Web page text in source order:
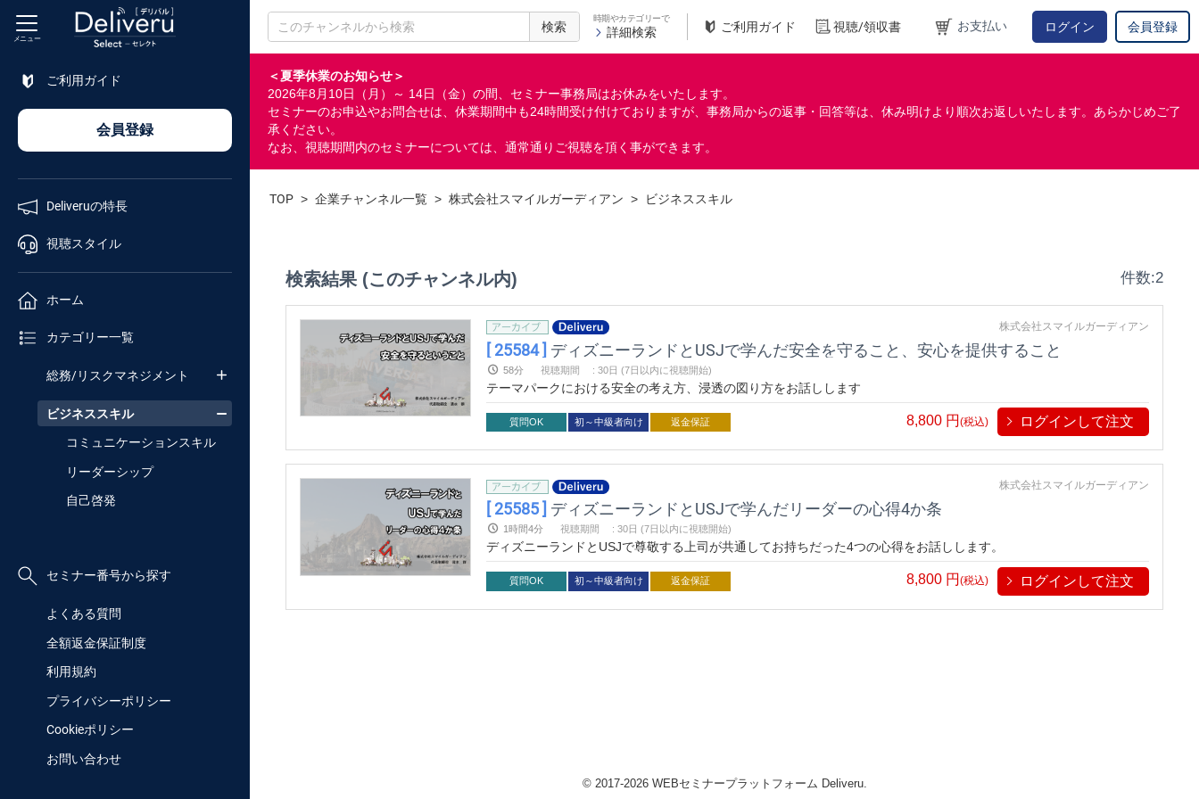
検索
時期やカテゴリーで
詳細検索 ご利用ガイド 視聴/領収書 お支払い ログイン 会員登録
＜夏季休業のお知らせ＞
2026年8月10日（月）～ 14日（金）の間、セミナー事務局はお休みをいたします。
セミナーのお申込やお問合せは、休業期間中も24時間受け付けておりますが、事務局からの返事・回答等は、休み明けより順次お返しいたします。あらかじめご了
承ください。
なお、視聴期間内のセミナーについては、通常通りご視聴を頂く事ができます。
メニュー
ご利用ガイド
会員登録
Deliveruの特長
視聴スタイル
ホーム
カテゴリー一覧
総務/リスクマネジメント
ビジネススキル
コミュニケーションスキル
リーダーシップ
自己啓発
セミナー番号から探す
よくある質問
全額返金保証制度
利用規約
プライバシーポリシー
Cookieポリシー
お問い合わせ
セミナー
番号検索
TOP > 企業チャンネル一覧 > 株式会社スマイルガーディアン > ビジネススキル
検索結果 (このチャンネル内) 件数:2
株式会社スマイルガーディアン
[ 25584 ] ディズニーランドとUSJで学んだ安全を守ること、安心を提供すること
58分 視聴期間 : 30日 (7日以内に視聴開始)
テーマパークにおける安全の考え方、浸透の図り方をお話しします
質問OK 初～中級者向け 返金保証 8,800 円(税込) ログインして注文
株式会社スマイルガーディアン
[ 25585 ] ディズニーランドとUSJで学んだリーダーの心得4か条
1時間4分 視聴期間 : 30日 (7日以内に視聴開始)
ディズニーランドとUSJで尊敬する上司が共通してお持ちだった4つの心得をお話しします。
質問OK 初～中級者向け 返金保証 8,800 円 (税込) ログインして注文
© 2017-2026 WEBセミナープラットフォーム Deliveru.